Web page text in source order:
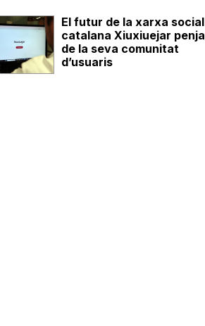
El futur de la xarxa social
catalana Xiuxiuejar penja
de la seva comunitat
d’usuaris